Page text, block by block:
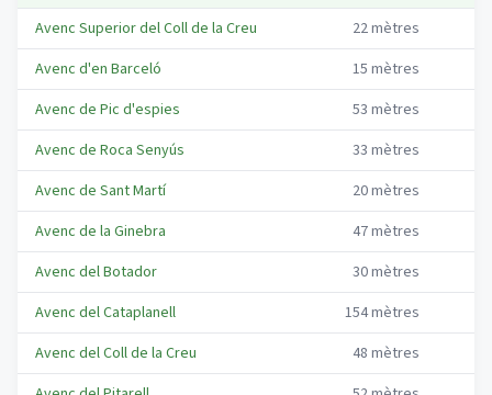
Avenc Superior del Coll de la Creu 22mètres
Avenc d'en Barceló
15 mètres
Avenc de Pic d'espies
53 mètres
Avenc de Roca Senyús
33 mètres
Avenc de Sant Martí
20mètres
Avenc de la Ginebra
47mètres
Avenc del Botador
30mètres
Avenc del Cataplanell
154mètres
Avenc del Coll de la Creu
48 mètres